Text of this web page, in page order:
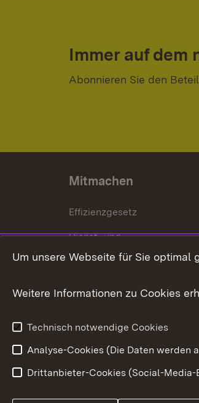
Immer auf dem
Abonnieren Sie den
Mitmachen
Effizienzgesetz
Dienst- und
Versorgungsbezüge
Weitere
Um unsere Webseite für Sie optimal
Weitere Informationen zu Cookies
Technisch notwendige Cookies
Analyse-Cookies (Die Daten werden
Drittanbieter-Cookies (Social-